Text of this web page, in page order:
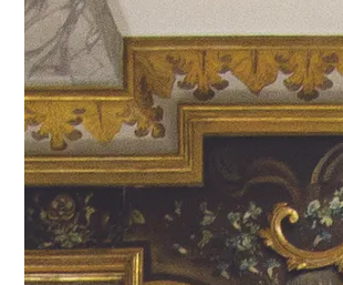
EVENTI
VIDEO
TV
PRINCIPATO
DI
MONACO